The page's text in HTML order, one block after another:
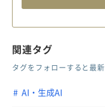
関連タグ
タグをフォローすると最
AI・生成AI